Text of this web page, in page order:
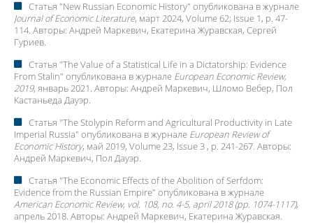
Статья "New Russian Economic History" опубликована в журнале
Journal of Economic Literature, март 2024, Volume 62; Issue 1, p. 47-
114. Авторы: Андрей Маркевич, Екатерина Журавская, Сергей
Гуриев.
Статья "The Value of a Statistical Life in a Dictatorship: Evidence
From Stalin" опубликована в журнале European Economic Review,
2019, январь 2021. Авторы: Андрей Маркевич, Шломо Вебер, Пол
Кастаньеда Дауэр.
Статья "The Stolypin Reform and Agricultural Productivity in Late
Imperial Russia" опубликована в журнале European Review of
Economic History, май 2019, Volume 23, Issue 3 , p. 241-267. Авторы:
Андрей Маркевич, Пол Дауэр.
Статья "The Economic Effects of the Abolition of Serfdom:
Evidence from the Russian Empire" опубликована в журнале
American Economic Review, vol. 108, no. 4-5, april 2018 (pp. 1074-1117),
апрель 2018. Авторы: Андрей Маркевич, Екатерина Журавская.